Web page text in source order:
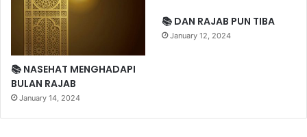
📚 NASEHAT MENGHADAPI
BULAN RAJAB
January 14, 2024
📚 DAN RAJAB PUN TIBA
January 12, 2024